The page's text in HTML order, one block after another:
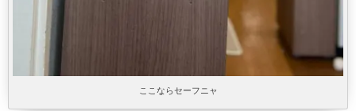
ここならセーフニャ